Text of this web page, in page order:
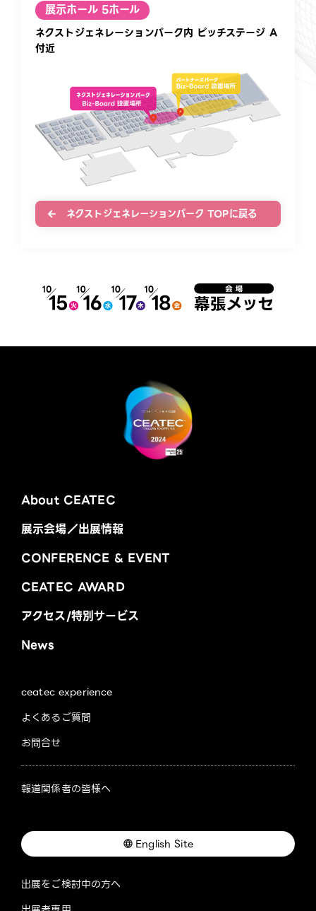
展示ホール 5ホール
ネクストジェネレーションパーク内 ピッチステージ A
付近
ネクストジェネレーションパーク TOPに戻る
About CEATEC
展示会場／出展情報
CONFERENCE & EVENT
CEATEC AWARD
アクセス/特別サービス
News
ceatec experience
よくあるご質問
お問合せ
報道関係者の皆様へ
English Site
出展をご検討中の方へ